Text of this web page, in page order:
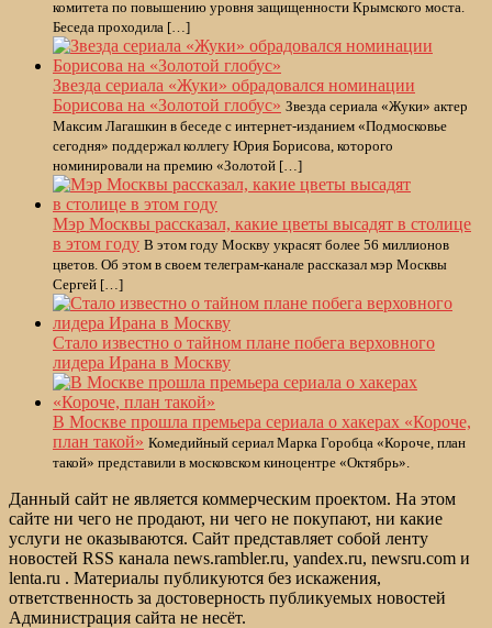
комитета по повышению уровня защищенности Крымского моста.
Беседа проходила […]
Звезда сериала «Жуки» обрадовался номинации
Борисова на «Золотой глобус» Звезда сериала «Жуки» актер
Максим Лагашкин в беседе с интернет-изданием «Подмосковье
сегодня» поддержал коллегу Юрия Борисова, которого
номинировали на премию «Золотой […]
Мэр Москвы рассказал, какие цветы высадят в столице
в этом году В этом году Москву украсят более 56 миллионов
цветов. Об этом в своем телеграм-канале рассказал мэр Москвы
Сергей […]
Стало известно о тайном плане побега верховного
лидера Ирана в Москву
В Москве прошла премьера сериала о хакерах «Короче,
план такой» Комедийный сериал Марка Горобца «Короче, план
такой» представили в московском киноцентре «Октябрь».
Данный сайт не является коммерческим проектом. На этом
сайте ни чего не продают, ни чего не покупают, ни какие
услуги не оказываются. Сайт представляет собой ленту
новостей RSS канала news.rambler.ru, yandex.ru, newsru.com и
lenta.ru . Материалы публикуются без искажения,
ответственность за достоверность публикуемых новостей
Администрация сайта не несёт.